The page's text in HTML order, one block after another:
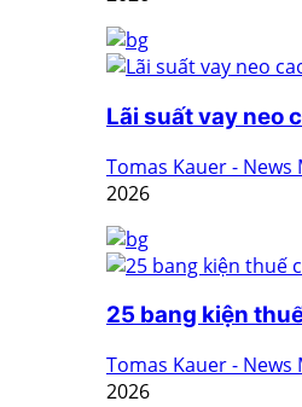
Lãi suất vay neo
Tomas Kauer -
2026
25 bang kiện
Tomas Kauer -
2026